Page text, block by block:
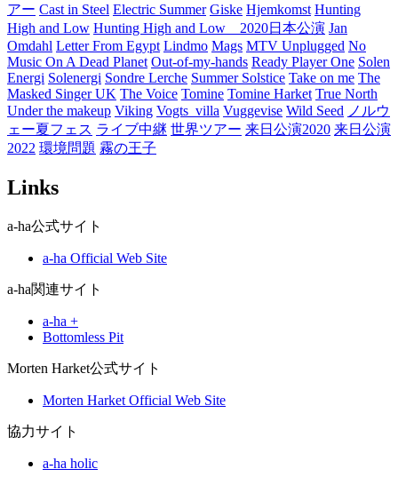
アー Cast in Steel Electric Summer Giske Hjemkomst Hunting
High and Low Hunting High and Low 2020日本公演 Jan
Omdahl Letter From Egypt Lindmo Mags MTV Unplugged No
Music On A Dead Planet Out-of-my-hands Ready Player One Solen
Energi Solenergi Sondre Lerche Summer Solstice Take on me The
Masked Singer UK The Voice Tomine Tomine Harket True North
Under the makeup Viking Vogts_villa Vuggevise Wild Seed ノルウ
ェー夏フェス ライブ中継 世界ツアー 来日公演2020 来日公演
2022 環境問題 霧の王子
Links
a-ha公式サイト
a-ha Official Web Site
a-ha関連サイト
a-ha +
Bottomless Pit
Morten Harket公式サイト
Morten Harket Official Web Site
協力サイト
a-ha holic